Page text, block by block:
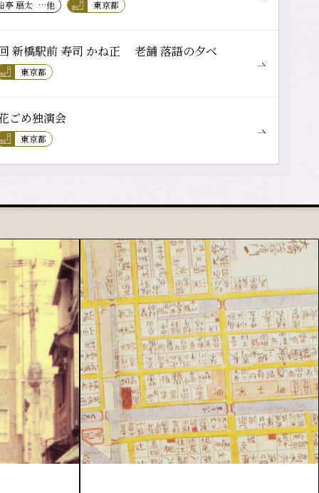
亭 扇太 …他 東京都
新橋駅前 寿司 かね正 老舗 落語の夕べ
東京都
ごめ独演会
東京都